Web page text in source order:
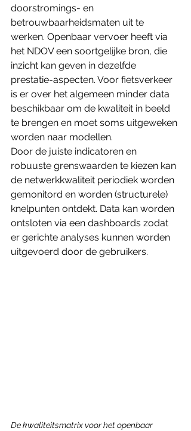
doorstromings- en
betrouwbaarheidsmaten uit te
werken. Openbaar vervoer heeft via
het NDOV een soortgelijke bron, die
inzicht kan geven in dezelfde
prestatie-aspecten. Voor fietsverkeer
is er over het algemeen minder data
beschikbaar om de kwaliteit in beeld
te brengen en moet soms uitgeweken
worden naar modellen.
Door de juiste indicatoren en
robuuste grenswaarden te kiezen kan
de netwerkkwaliteit periodiek worden
gemonitord en worden (structurele)
knelpunten ontdekt. Data kan worden
ontsloten via een dashboards zodat
er gerichte analyses kunnen worden
uitgevoerd door de gebruikers.
De kwaliteitsmatrix voor het openbaar